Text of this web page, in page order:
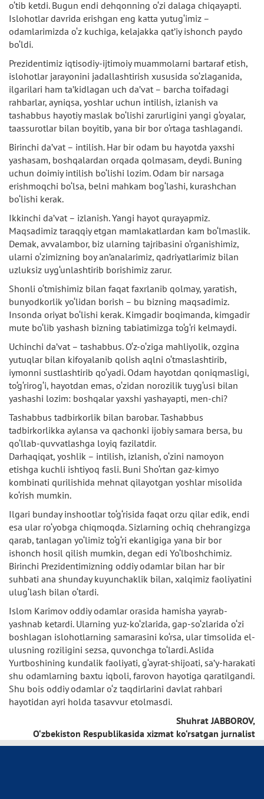
o‘tib ketdi. Bugun endi dehqonning o‘zi dalaga chiqayapti.
Islohotlar davrida erishgan eng katta yutug‘imiz –
odamlarimizda o‘z kuchiga, kelajakka qat’iy ishonch paydo
bo‘ldi.
Prezidentimiz iqtisodiy-ijtimoiy muammolarni bartaraf etish,
islohotlar jarayonini jadallashtirish xususida so‘zlaganida,
ilgarilari ham ta’kidlagan uch da’vat – barcha toifadagi
rahbarlar, ayniqsa, yoshlar uchun intilish, izlanish va
tashabbus hayotiy maslak bo‘lishi zarurligini yangi g‘oyalar,
taassurotlar bilan boyitib, yana bir bor o‘rtaga tashlagandi.
Birinchi da’vat – intilish. Har bir odam bu hayotda yaxshi
yashasam, boshqalardan orqada qolmasam, deydi. Buning
uchun doimiy intilish bo‘lishi lozim. Odam bir narsaga
erishmoqchi bo‘lsa, belni mahkam bog‘lashi, kurashchan
bo‘lishi kerak.
Ikkinchi da’vat – izlanish. Yangi hayot qurayapmiz.
Maqsadimiz taraqqiy etgan mamlakatlardan kam bo‘lmaslik.
Demak, avvalambor, biz ularning tajribasini o‘rganishimiz,
ularni o‘zimizning boy an’analarimiz, qadriyatlarimiz bilan
uzluksiz uyg‘unlashtirib borishimiz zarur.
Shonli o‘tmishimiz bilan faqat faxrlanib qolmay, yaratish,
bunyodkorlik yo‘lidan borish – bu bizning maqsadimiz.
Insonda oriyat bo‘lishi kerak. Kimgadir boqimanda, kimgadir
mute bo‘lib yashash bizning tabiatimizga to‘g‘ri kelmaydi.
Uchinchi da’vat – tashabbus. O‘z-o‘ziga mahliyolik, ozgina
yutuqlar bilan kifoyalanib qolish aqlni o‘tmaslashtirib,
iymonni sustlashtirib qo‘yadi. Odam hayotdan qoniqmasligi,
to‘g‘rirog‘i, hayotdan emas, o‘zidan norozilik tuyg‘usi bilan
yashashi lozim: boshqalar yaxshi yashayapti, men-chi?
Tashabbus tadbirkorlik bilan barobar. Tashabbus
tadbirkorlikka aylansa va qachonki ijobiy samara bersa, bu
qo‘llab-quvvatlashga loyiq fazilatdir.
Darhaqiqat, yoshlik – intilish, izlanish, o‘zini namoyon
etishga kuchli ishtiyoq fasli. Buni Sho‘rtan gaz-kimyo
kombinati qurilishida mehnat qilayotgan yoshlar misolida
ko‘rish mumkin.
Ilgari bunday inshootlar to‘g‘risida faqat orzu qilar edik, endi
esa ular ro‘yobga chiqmoqda. Sizlarning ochiq chehrangizga
qarab, tanlagan yo‘limiz to‘g‘ri ekanligiga yana bir bor
ishonch hosil qilish mumkin, degan edi Yo‘lboshchimiz.
Birinchi Prezidentimizning oddiy odamlar bilan har bir
suhbati ana shunday kuyunchaklik bilan, xalqimiz faoliyatini
ulug‘lash bilan o‘tardi.
Islom Karimov oddiy odamlar orasida hamisha yayrab-
yashnab ketardi. Ularning yuz-ko‘zlarida, gap-so‘zlarida o‘zi
boshlagan islohotlarning samarasini ko‘rsa, ular timsolida el-
ulusning roziligini sezsa, quvonchga to‘lardi. Aslida
Yurtboshining kundalik faoliyati, g‘ayrat-shijoati, sa’y-harakati
shu odamlarning baxtu iqboli, farovon hayotiga qaratilgandi.
Shu bois oddiy odamlar o‘z taqdirlarini davlat rahbari
hayotidan ayri holda tasavvur etolmasdi.
Shuhrat JABBOROV,
O‘zbekiston Respublikasida xizmat ko‘rsatgan jurnalist